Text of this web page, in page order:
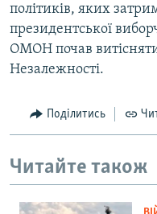
політиків, яких
президентської
ОМОН почав витісняти
Незалежності.
Поділитись
Читайте також